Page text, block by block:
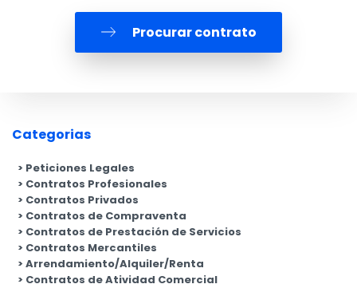
Procurar contrato
Categorias
Peticiones Legales
Contratos Profesionales
Contratos Privados
Contratos de Compraventa
Contratos de Prestación de Servicios
Contratos Mercantiles
Arrendamiento/Alquiler/Renta
Contratos de Atividad Comercial